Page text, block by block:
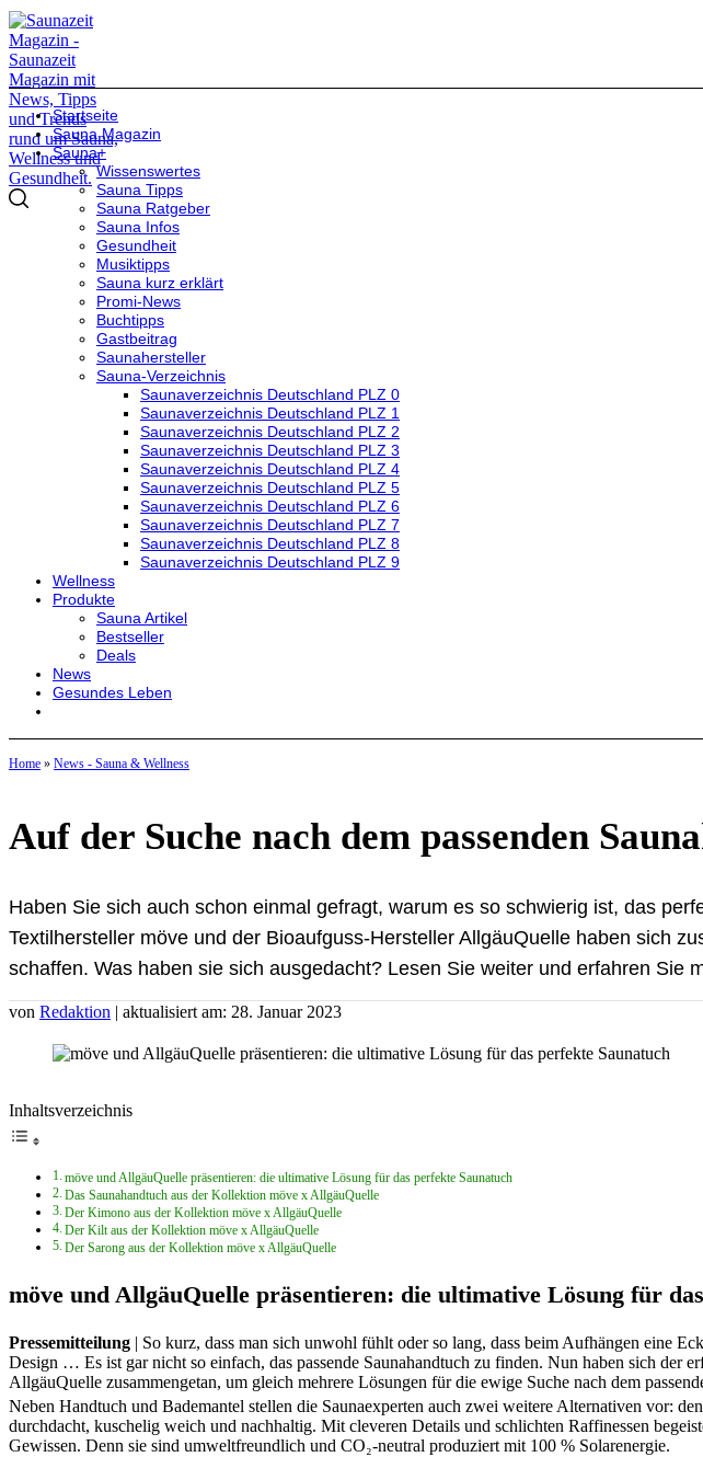
Startseite
Sauna Magazin
Sauna+
Wissenswertes
Sauna Tipps
Sauna Ratgeber
Sauna Infos
Gesundheit
Musiktipps
Sauna kurz erklärt
Promi-News
Buchtipps
Gastbeitrag
Saunahersteller
Sauna-Verzeichnis
Saunaverzeichnis Deutschland PLZ 0
Saunaverzeichnis Deutschland PLZ 1
Saunaverzeichnis Deutschland PLZ 2
Saunaverzeichnis Deutschland PLZ 3
Saunaverzeichnis Deutschland PLZ 4
Saunaverzeichnis Deutschland PLZ 5
Saunaverzeichnis Deutschland PLZ 6
Saunaverzeichnis Deutschland PLZ 7
Saunaverzeichnis Deutschland PLZ 8
Saunaverzeichnis Deutschland PLZ 9
Wellness
Produkte
Sauna Artikel
Bestseller
Deals
News
Gesundes Leben
Home » News - Sauna & Wellness
Auf der Suche nach dem passenden
Haben Sie sich auch schon einmal gefragt, warum es so schwierig ist, das
Textilhersteller möve und der Bioaufguss-Hersteller AllgäuQuelle haben sich
schaffen. Was haben sie sich ausgedacht? Lesen Sie weiter und erfahren Sie
von Redaktion | aktualisiert am: 28. Januar 2023
Inhaltsverzeichnis
möve und AllgäuQuelle präsentieren: die ultimative Lösung für das perfekte Saunatuch
Das Saunahandtuch aus der Kollektion möve x AllgäuQuelle
Der Kimono aus der Kollektion möve x AllgäuQuelle
Der Kilt aus der Kollektion möve x AllgäuQuelle
Der Sarong aus der Kollektion möve x AllgäuQuelle
möve und AllgäuQuelle präsentieren: die ultimative Lösung für
Pressemitteilung | So kurz, dass man sich unwohl fühlt oder so lang, dass beim Aufhängen eine
Design … Es ist gar nicht so einfach, das passende Saunahandtuch zu finden. Nun haben sich der
AllgäuQuelle zusammengetan, um gleich mehrere Lösungen für die ewige Suche nach dem
Neben Handtuch und Bademantel stellen die Saunaexperten auch zwei weitere Alternativen vor:
durchdacht, kuschelig weich und nachhaltig. Mit cleveren Details und schlichten Raffinessen
Gewissen. Denn sie sind umweltfreundlich und CO₂-neutral produziert mit 100 % Solarenergie.